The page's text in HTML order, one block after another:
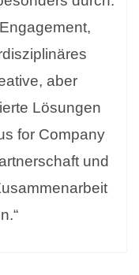
aber
Lösungen
for Company
und